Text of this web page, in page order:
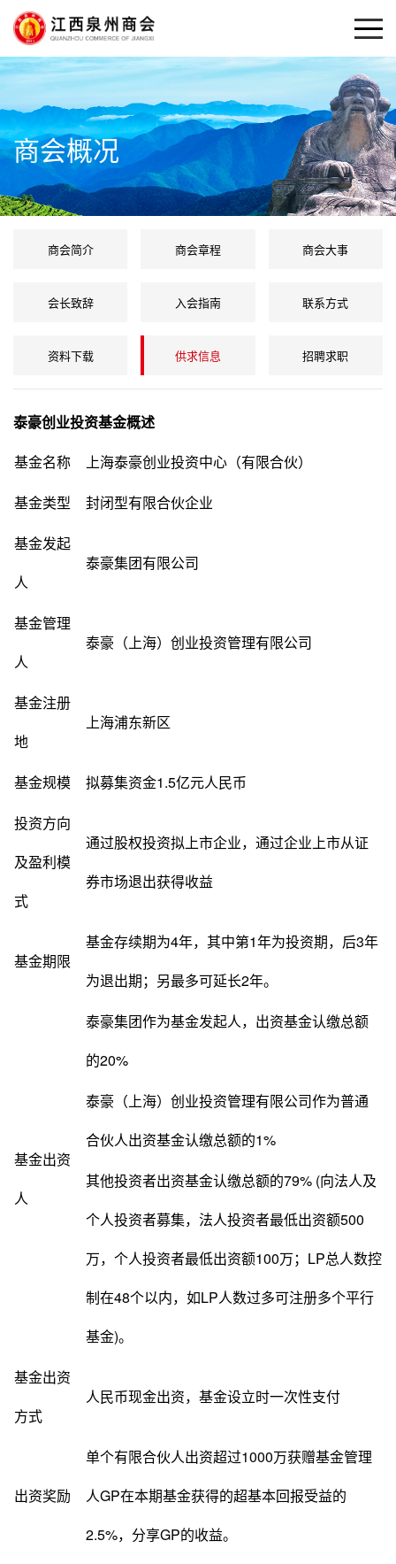
商会概况
商会简介 商会章程 商会大事
会长致辞 入会指南 联系方式
资料下载 供求信息 招聘求职
泰豪创业投资基金概述
基金名称
上海泰豪创业投资中心（有限合伙）
基金类型
封闭型有限合伙企业
基金发起
人
泰豪集团有限公司
基金管理
人
泰豪（上海）创业投资管理有限公司
基金注册
地
上海浦东新区
基金规模
拟募集资金1.5亿元人民币
投资方向
及盈利模
式
通过股权投资拟上市企业，通过企业上市从证
券市场退出获得收益
基金期限
基金存续期为4年，其中第1年为投资期，后3年
为退出期；另最多可延长2年。
基金出资
人
泰豪集团作为基金发起人，出资基金认缴总额
的20%
泰豪（上海）创业投资管理有限公司作为普通
合伙人出资基金认缴总额的1%
其他投资者出资基金认缴总额的79% (向法人及
个人投资者募集，法人投资者最低出资额500
万，个人投资者最低出资额100万；LP总人数控
制在48个以内，如LP人数过多可注册多个平行
基金)。
基金出资
方式
人民币现金出资，基金设立时一次性支付
出资奖励
单个有限合伙人出资超过1000万获赠基金管理
人GP在本期基金获得的超基本回报受益的
2.5%，分享GP的收益。